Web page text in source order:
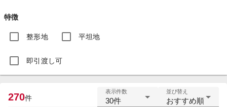
特徴
整形地 平坦地
即引渡し可
270件
表示件数
30件
並び替え
おすすめ順